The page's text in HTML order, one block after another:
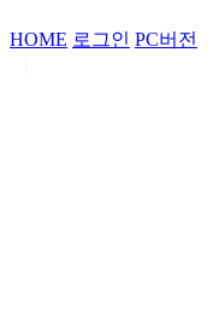
HOME 로그인 PC버전